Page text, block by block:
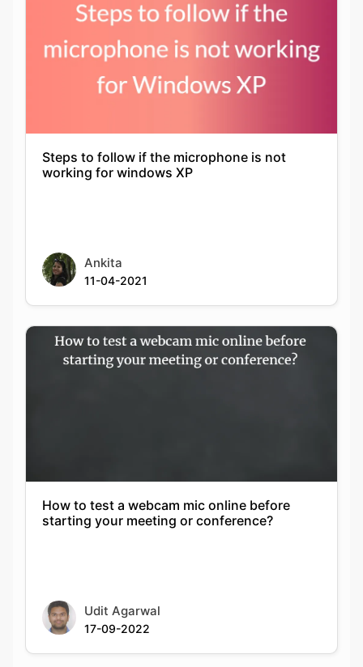
Steps to follow if the microphone is not
working for windows XP
Ankita
11-04-2021
How to test a webcam mic online before
starting your meeting or conference?
Udit Agarwal
17-09-2022